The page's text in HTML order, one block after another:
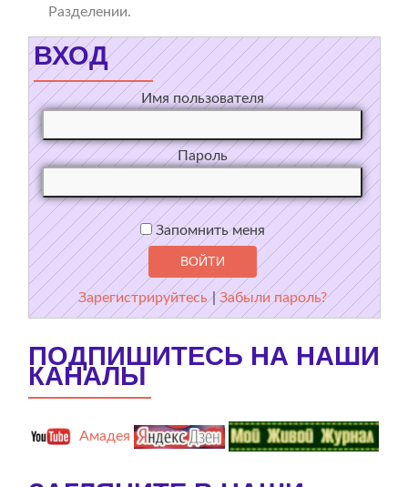
Разделении.
ВХОД
Имя пользователя
Пароль
Запомнить меня
Зарегистрируйтесь |Забыли пароль?
ПОДПИШИТЕСЬ НА НАШИ
КАНАЛЫ
Амадея